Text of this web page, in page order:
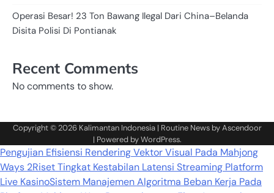
Operasi Besar! 23 Ton Bawang Ilegal Dari China–Belanda
Disita Polisi Di Pontianak
Recent Comments
No comments to show.
Copyright © 2026 Kalimantan Indonesia| Routine News byAscendoor
| Powered byWordPress.
Pengujian Efisiensi Rendering Vektor Visual Pada Mahjong
Ways 2Riset Tingkat Kestabilan Latensi Streaming Platform
Live KasinoSistem Manajemen Algoritma Beban Kerja Pada